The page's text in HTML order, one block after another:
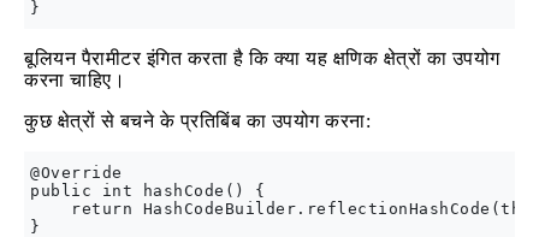
बूलियन पैरामीटर इंगित करता है कि क्या यह क्षणिक क्षेत्रों का उपयोग
करना चाहिए।
कुछ क्षेत्रों से बचने के प्रतिबिंब का उपयोग करना:
@Override
public int hashCode() {
return